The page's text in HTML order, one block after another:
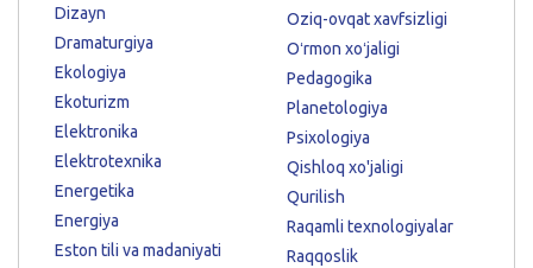
Dizayn
Dramaturgiya
Ekologiya
Ekoturizm
Elektronika
Elektrotexnika
Energetika
Energiya
Eston tili va madaniyati
Oziq-ovqat xavfsizligi
Oʻrmon xoʻjaligi
Pedagogika
Planetologiya
Psixologiya
Qishloq xo'jaligi
Qurilish
Raqamli texnologiyalar
Raqqoslik